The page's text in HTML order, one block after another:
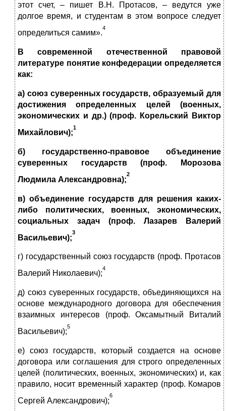
этот счет, – пишет В.Н. Протасов, – ведутся уже
долгое время, и студентам в этом вопросе следует
определиться самим».
4
В современной отечественной правовой
литературе понятие конфедерации определяется
как:
а) союз суверенных государств, образуемый для
достижения определенных целей (военных,
экономических и др.) (проф. Корельский Виктор
Михайлович);
1
б) государственно-правовое объединение
суверенных государств (проф. Морозова
Людмила Александровна);
2
в) объединение государств для решения каких-
либо политических, военных, экономических,
социальных задач (проф. Лазарев Валерий
Васильевич);
3
г) государственный союз государств (проф. Протасов
Валерий Николаевич);
4
д) союз суверенных государств, объединяющихся на
основе международного договора для обеспечения
взаимных интересов (проф. Оксамытный Виталий
Васильевич);
5
е) союз государств, который создается на основе
договора или соглашения для строго определенных
целей (политических, военных, экономических) и, как
правило, носит временный характер (проф. Комаров
Сергей Александрович);
6